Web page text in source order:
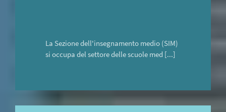
La Sezione dell'insegnamento medio (SIM)
si occupa del settore delle scuole med [...]